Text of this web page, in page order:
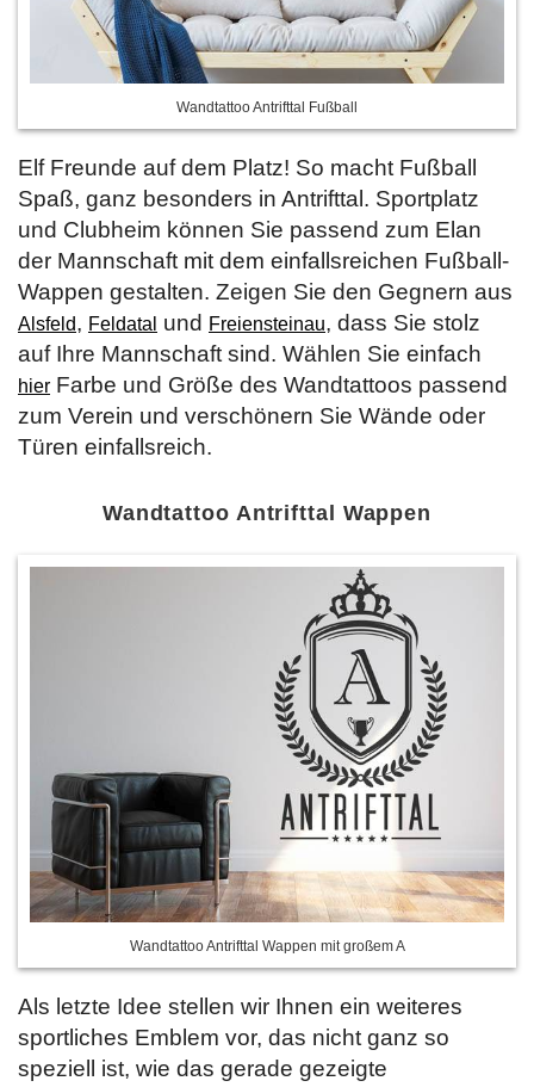
Wandtattoo Antrifttal Fußball
Elf Freunde auf dem Platz! So macht Fußball
Spaß, ganz besonders in Antrifttal. Sportplatz
und Clubheim können Sie passend zum Elan
der Mannschaft mit dem einfallsreichen Fußball-
Wappen gestalten. Zeigen Sie den Gegnern aus
Alsfeld, Feldatal und Freiensteinau, dass Sie stolz
auf Ihre Mannschaft sind. Wählen Sie einfach
hier Farbe und Größe des Wandtattoos passend
zum Verein und verschönern Sie Wände oder
Türen einfallsreich.
Wandtattoo Antrifttal Wappen
Wandtattoo Antrifttal Wappen mit großem A
Als letzte Idee stellen wir Ihnen ein weiteres
sportliches Emblem vor, das nicht ganz so
speziell ist, wie das gerade gezeigte